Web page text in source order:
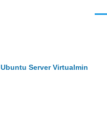
Ubuntu Server Virtualmin